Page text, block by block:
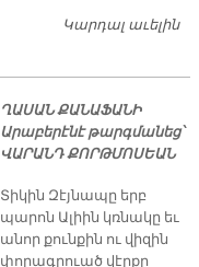
Կարդալ աւելին
ՂԱՍԱՆ ՔԱՆԱՖԱՆԻ
Արաբերէնէ թարգմանեց՝
ՎԱՐԱՆԴ ՔՈՐԹՄՈՍԵԱՆ
Տիկին Զէյնապը երբ
պարոն Ալիին կռնակը եւ
անոր քունքին ու վիզին
փորագրուած վէրքը